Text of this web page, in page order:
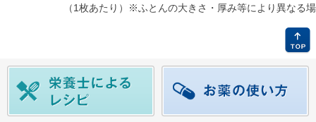
（1枚あたり）※ふとんの大きさ・厚み等により異なる